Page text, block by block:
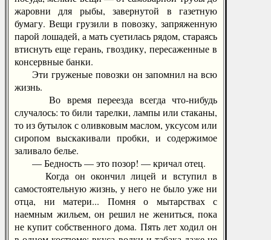
жаровни для рыбы, завернутой в газетную
бумагу. Вещи грузили в повозку, запряженную
парой лошадей, а мать суетилась рядом, стараясь
втиснуть еще герань, гвоздику, пересаженные в
консервные банки.
Эти груженые повозки он запомнил на всю
жизнь.
Во время переезда всегда что-нибудь
случалось: то били тарелки, лампы или стаканы,
то из бутылок с оливковым маслом, уксусом или
сиропом выскакивали пробки, и содержимое
заливало белье.
— Бедность — это позор! — кричал отец.
Когда он окончил лицей и вступил в
самостоятельную жизнь, у него не было уже ни
отца, ни матери... Помня о мытарствах с
наемным жильем, он решил не жениться, пока
не купит собственного дома. Пять лет ходил он